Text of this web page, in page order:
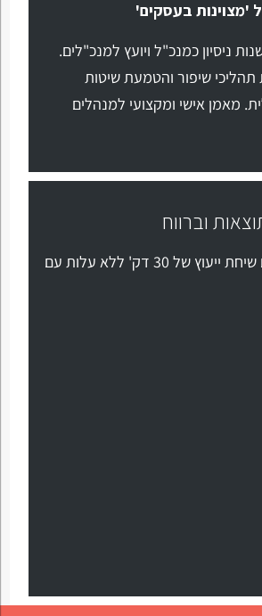
'מצוינות בעסקים'
יותר מ-30 שנות ניסיון כמנכ"ל ויועץ למנכ"לים.
שיפור והטמעת שיטות
מאמן אישי ומקצועי למנהלים
וברווח
צרו קשר לתיאום שיחת ייעוץ של 30 דק' ללא עלות עם